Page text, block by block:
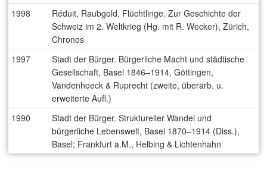
1998
Réduit, Raubgold, Flüchtlinge. Zur Geschichte der
Schweiz im 2. Weltkrieg (Hg. mit R. Wecker), Zürich,
Chronos
1997
Stadt der Bürger. Bürgerliche Macht und städtische
Gesellschaft, Basel 1846–1914, Göttingen,
Vandenhoeck & Ruprecht (zweite, überarb. u.
erweiterte Aufl.)
1990
Stadt der Bürger. Struktureller Wandel und
bürgerliche Lebenswelt, Basel 1870–1914 (Diss.),
Basel; Frankfurt a.M., Helbing & Lichtenhahn